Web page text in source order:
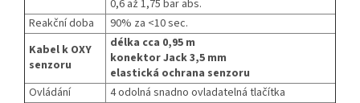
0,6 až 1,75 bar abs.
Reakční doba
90% za <10 sec.
Kabel k OXY
senzoru
délka cca 0,95 m
konektor Jack 3,5 mm
elastická ochrana senzoru
Ovládání
4 odolná snadno ovladatelná tlačítka